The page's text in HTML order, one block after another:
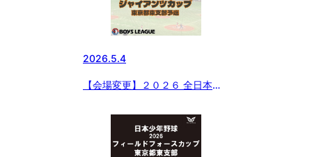
2026.5.4
【会場変更】２０２６ 全日本中
カップ 東京都東支部予選